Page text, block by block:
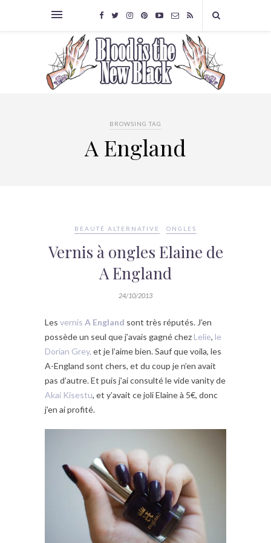
BROWSING TAG
A England
BEAUTÉ ALTERNATIVE ONGLES
Vernis à ongles Elaine de
A England
24/10/2013
Les vernis A England sont très réputés. J’en
possède un seul que j’avais gagné chez Lelie, le
Dorian Grey, et je l’aime bien. Sauf que voila, les
A-England sont chers, et du coup je n’en avait
pas d’autre. Et puis j’ai consulté le vide vanity de
Akai Kisestu, et y’avait ce joli Elaine à 5€, donc
j’en ai profité.